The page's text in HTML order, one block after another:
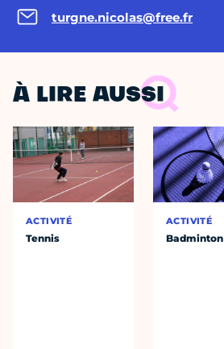
turgne.nicolas@free.fr
À LIRE AUSSI
ACTIVITÉ
Tennis
ACTIVITÉ
Badminton